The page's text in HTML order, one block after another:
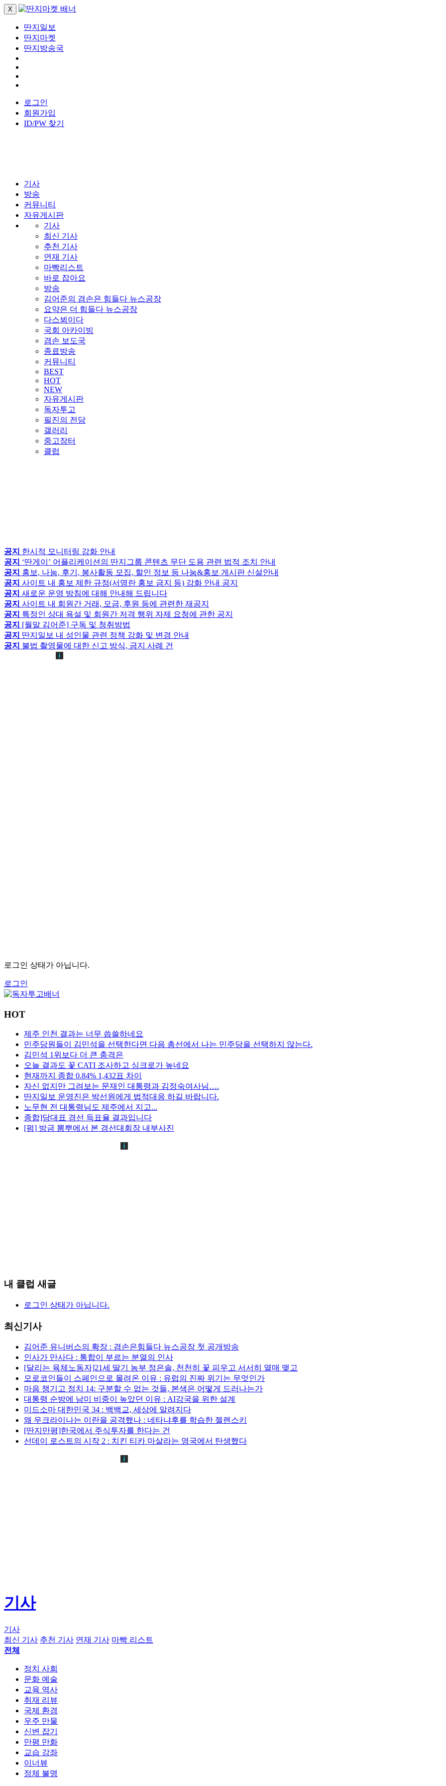
X
딴지일보
딴지마켓
딴지방송국
로그인
회원가입
ID/PW 찾기
기사
방송
커뮤니티
자유게시판
기사
최신 기사
추천 기사
연재 기사
마빡리스트
바로 잡아요
방송
김어준의 겸손은 힘들다 뉴스공장
요약은 더 힘들다 뉴스공장
다스뵈이다
국회 아카이빙
겸손 보도국
종료방송
커뮤니티
BEST
HOT
NEW
자유게시판
독자투고
필진의 전당
갤러리
중고장터
클럽
공지 한시적 모니터링 강화 안내
공지 ‘딴게이’ 어플리케이션의 딴지그룹 콘텐츠 무단 도용 관련 법적 조치 안내
공지 홍보, 나눔, 후기, 봉사활동 모집, 할인 정보 등 나눔&홍보 게시판 신설안내
공지 사이트 내 홍보 제한 규정(서명란 홍보 금지 등) 강화 안내 공지
공지 새로운 운영 방침에 대해 안내해 드립니다
공지 사이트 내 회원간 거래, 모금, 후원 등에 관련한 재공지
공지 특정인 상대 욕설 및 회원간 저격 행위 자제 요청에 관한 공지
공지 [월말 김어준] 구독 및 청취방법
공지 딴지일보 내 성인물 관련 정책 강화 및 변경 안내
공지 불법 촬영물에 대한 신고 방식, 금지 사례 건
로그인 상태가 아닙니다.
로그인
HOT
제주 인천 결과는 너무 씁쓸하네요
민주당원들이 김민석을 선택한다면 다음 총선에서 나는 민주당을 선택하지 않는다.
김민석 1위보다 더 큰 충격은
오늘 결과도 꽃 CATI 조사하고 싱크로가 높네요
현재까지 종합 0.84% 1,432표 차이
자신 없지만 그려보는 문재인 대통령과 김정숙여사님….
딴지일보 운영진은 박선원에게 법적대응 하길 바랍니다.
노무현 전 대통령님도 제주에서 지고...
종합]당대표 경선 득표율 결과입니다
[펌] 방금 뽐뿌에서 본 경선대회장 내부사진
내 클럽 새글
로그인 상태가 아닙니다.
최신기사
김어준 유니버스의 확장 : 겸손은힘들다 뉴스공장 첫 공개방송
인사가 만사다 : 통합이 부르는 분열의 인사
[달리는 육체노동자]21세 딸기 농부 정은솔, 천천히 꽃 피우고 서서히 열매 맺고
모로코인들이 스페인으로 몰려온 이유 : 유럽의 진짜 위기는 무엇인가
마음 챙기고 정치 14: 구분할 수 없는 것들, 본색은 어떻게 드러나는가
대통령 순방에 남미 비중이 높았던 이유 : AI강국을 위한 설계
미드소마 대한민국 34 : 백백교, 세상에 알려지다
왜 우크라이나는 이란을 공격했나 : 네타냐후를 학습한 젤렌스키
[딴지만평]한국에서 주식투자를 한다는 건
선데이 로스트의 시작 2 : 치킨 티카 마살라는 영국에서 탄생했다
기사
기사
최신 기사 추천 기사 연재 기사 마빡 리스트
전체
정치 사회
문화 예술
교육 역사
취재 리뷰
국제 환경
우주 만물
신변 잡기
만평 만화
교습 강좌
이너뷰
정체 불명